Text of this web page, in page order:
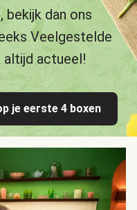
bekijk dan ons
Veelgestelde
altijd actueel!
je eerste 4 boxen